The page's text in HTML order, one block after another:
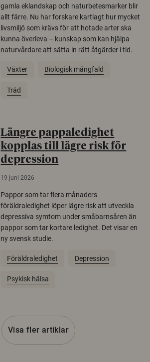
gamla eklandskap och naturbetesmarker blir
allt färre. Nu har forskare kartlagt hur mycket
livsmiljö som krävs för att hotade arter ska
kunna överleva – kunskap som kan hjälpa
naturvårdare att sätta in rätt åtgärder i tid.
Växter Biologisk mångfald
Träd
Längre pappaledighet
kopplas till lägre risk för
depression
19 juni 2026
Pappor som tar flera månaders
föräldraledighet löper lägre risk att utveckla
depressiva symtom under småbarnsåren än
pappor som tar kortare ledighet. Det visar en
ny svensk studie.
Föräldraledighet Depression
Psykisk hälsa
Visa fler artiklar